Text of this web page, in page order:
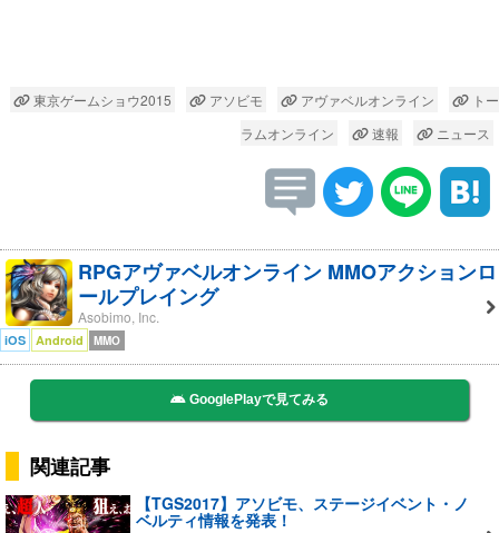
東京ゲームショウ2015 アソビモ アヴァベルオンライン
トー
ラムオンライン
速報 ニュース
RPGアヴァベルオンライン MMOアクションロ
ールプレイング
Asobimo, Inc.
iOS Android MMO
GooglePlayで見てみる
関連記事
【TGS2017】アソビモ、ステージイベント・ノ
ベルティ情報を発表！